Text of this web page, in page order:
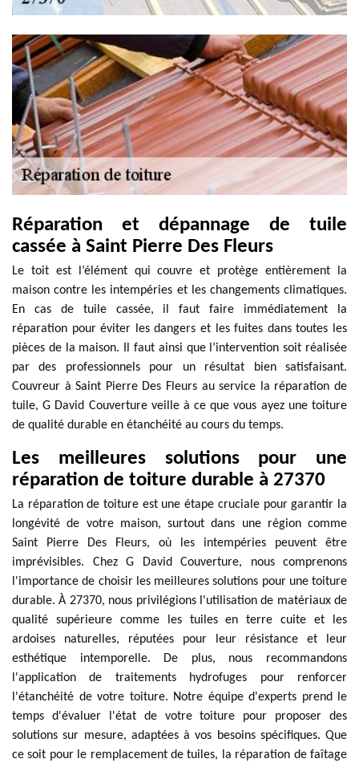
Réparation et dépannage de tuile
cassée à Saint Pierre Des Fleurs
Le toit est l’élément qui couvre et protège entièrement la
maison contre les intempéries et les changements climatiques.
En cas de tuile cassée, il faut faire immédiatement la
réparation pour éviter les dangers et les fuites dans toutes les
pièces de la maison. Il faut ainsi que l’intervention soit réalisée
par des professionnels pour un résultat bien satisfaisant.
Couvreur à Saint Pierre Des Fleurs au service la réparation de
tuile, G David Couverture veille à ce que vous ayez une toiture
de qualité durable en étanchéité au cours du temps.
Les meilleures solutions pour une
réparation de toiture durable à 27370
La réparation de toiture est une étape cruciale pour garantir la
longévité de votre maison, surtout dans une région comme
Saint Pierre Des Fleurs, où les intempéries peuvent être
imprévisibles. Chez G David Couverture, nous comprenons
l'importance de choisir les meilleures solutions pour une toiture
durable. À 27370, nous privilégions l'utilisation de matériaux de
qualité supérieure comme les tuiles en terre cuite et les
ardoises naturelles, réputées pour leur résistance et leur
esthétique intemporelle. De plus, nous recommandons
l'application de traitements hydrofuges pour renforcer
l'étanchéité de votre toiture. Notre équipe d'experts prend le
temps d'évaluer l'état de votre toiture pour proposer des
solutions sur mesure, adaptées à vos besoins spécifiques. Que
ce soit pour le remplacement de tuiles, la réparation de faîtage